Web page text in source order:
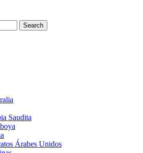
Saudita
Árabes Unidos